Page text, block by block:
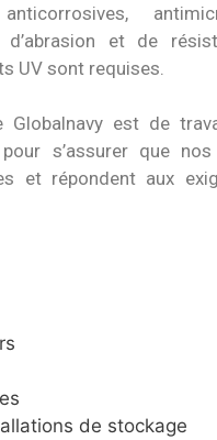
d’abrasion et de
UV sont requises.
Globalnavy est de
s’assurer que
et répondent aux
de stockage